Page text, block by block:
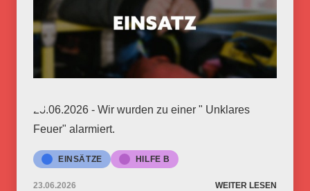
23.06.2026 - Wir wurden zu einer " Unklares
Feuer" alarmiert.
EINSÄTZE HILFE B
23.06.2026 WEITER LESEN